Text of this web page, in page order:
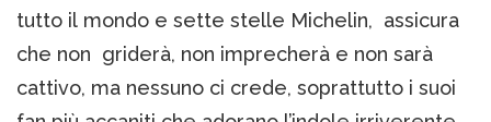
tutto il mondo e sette stelle Michelin, assicura
che non griderà, non imprecherà e non sarà
cattivo, ma nessuno ci crede, soprattutto i suoi